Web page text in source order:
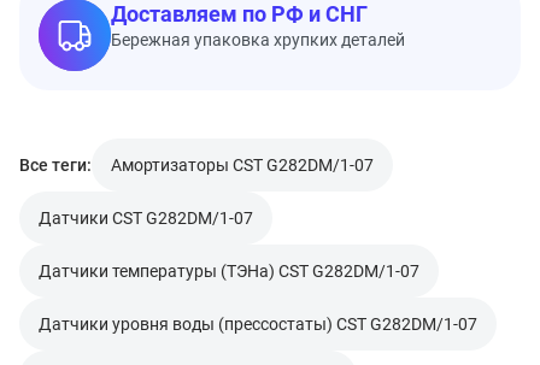
Доставляем по РФ и СНГ
Бережная упаковка хрупких деталей
Все теги: Амортизаторы CST G282DM/1-07
Датчики CST G282DM/1-07
Датчики температуры (ТЭНа) CST G282DM/1-07
Датчики уровня воды (прессостаты) CST G282DM/1-07